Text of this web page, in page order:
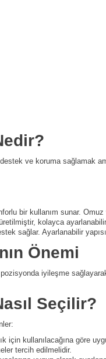
ve koruma sağlamak
bir kullanım sunar.
kolayca
sağlar. Ayarlanabilir
Önemi
iyileşme
Seçilir?
için kullanılacağına göre
tercih edilmelidir.